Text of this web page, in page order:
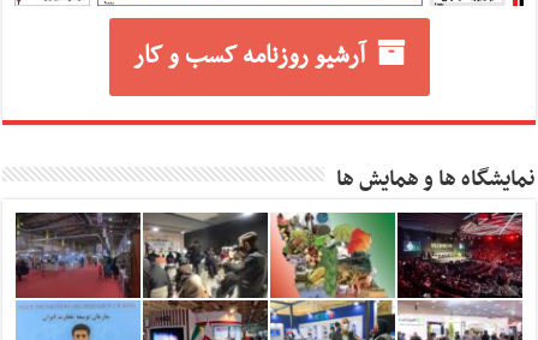
آرشیو روزنامه کسب و کار
نمایشگاه ها و همایش ها